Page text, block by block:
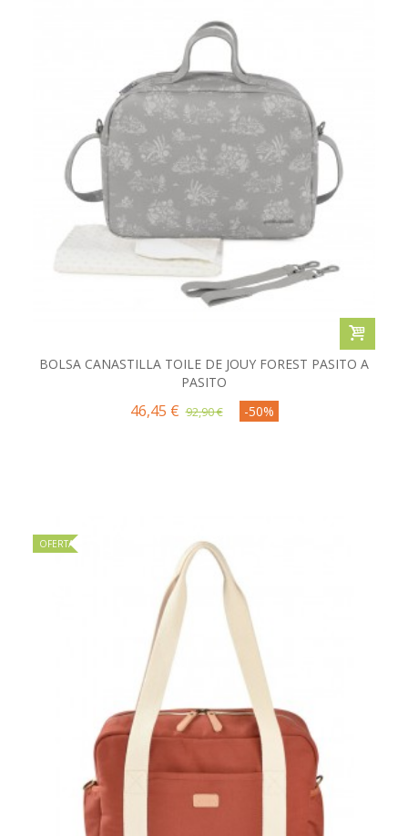
BOLSA CANASTILLA TOILE DE JOUY FOREST PASITO A
PASITO
46,45 € 92,90 € -50%
OFERTA